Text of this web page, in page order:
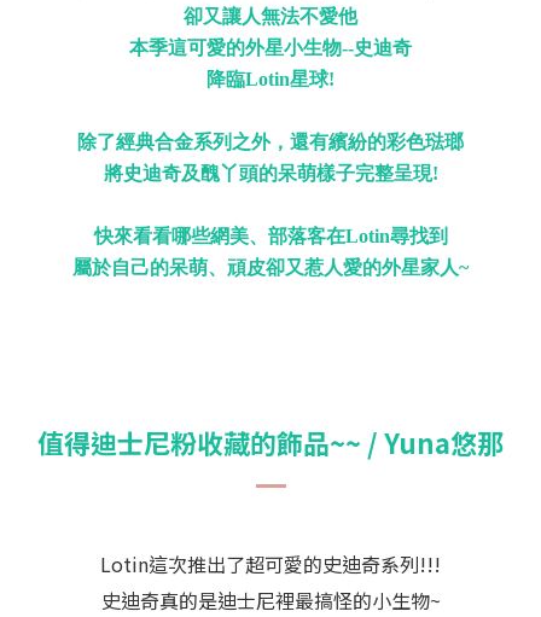
卻又讓人無法不愛他
本季這可愛的外星小生物--史迪奇
降臨Lotin星球!
除了經典合金系列之外，還有繽紛的彩色琺瑯
將史迪奇及醜丫頭的呆萌樣子完整呈現!
快來看看哪些網美、部落客在Lotin尋找到
屬於自己的呆萌、頑皮卻又惹人愛的外星家人~
值得迪士尼粉收藏的飾品~~ / Yuna悠那
Lotin這次推出了超可愛的史迪奇系列!!!
史迪奇真的是迪士尼裡最搞怪的小生物~